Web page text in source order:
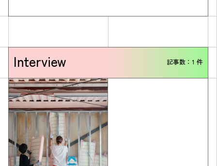
Simulation
Action list
アクションリスト
Interview 記事数：1 件